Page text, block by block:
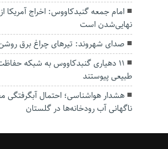
امام جمعه گنبدکاووس: اخراج آمریکا
نهایی‌شدن است
صدای شهروند: تیرهای چراغ برق
۱۱ دهیاری گنبدکاووس به شبکه
طبیعی پیوستند
هشدار هواشناسی؛ احتمال آبگرفتگی
ناگهانی آب رودخانه‌ها در گلستان